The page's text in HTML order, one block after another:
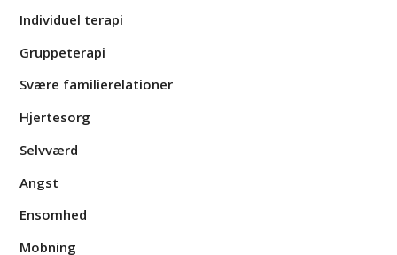
Individuel terapi
Gruppe­terapi
Svære familie­relationer
Hjertesorg
Selvværd
Angst
Ensomhed
Mobning